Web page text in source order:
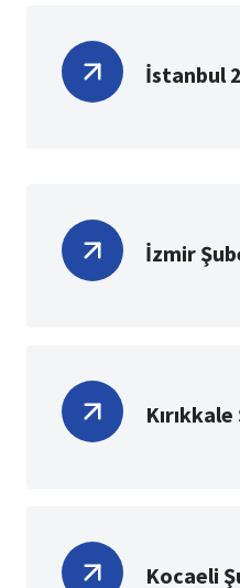
İstanbul
İzmir
Kırıkkale
Kocaeli